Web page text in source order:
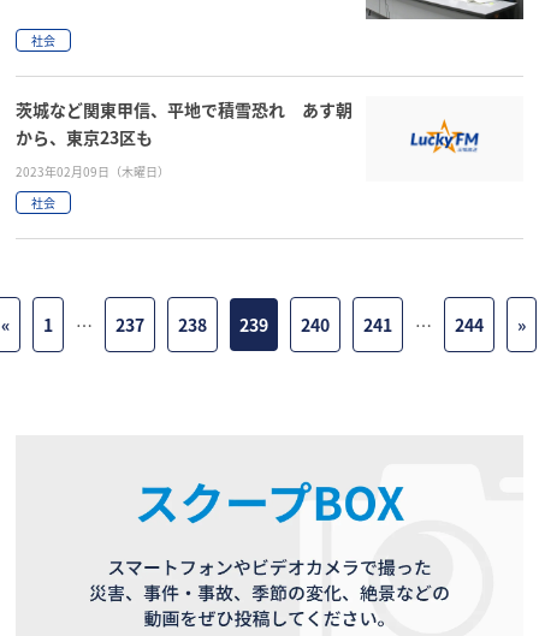
社会
茨城など関東甲信、平地で積雪恐れ あす朝
から、東京23区も
2023年02月09日（木曜日）
社会
« 1 … 237 238 239 240 241 … 244 »